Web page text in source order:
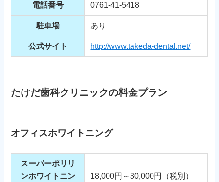
電話番号 0761-41-5418
駐車場 あり
公式サイト http://www.takeda-dental.net/
たけだ歯科クリニックの料金プラン
オフィスホワイトニング
スーパーポリリ
ンホワイトニン
18,000円～30,000円（税別）